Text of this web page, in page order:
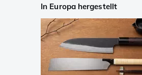
In Europa hergestellt